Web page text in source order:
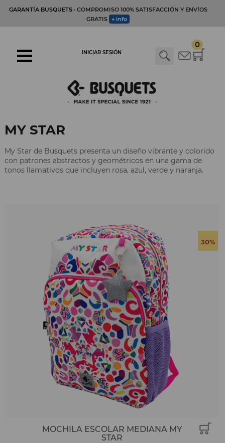
GARANTÍA BUSQUETS· COMPROMISO 100% SATISFACCIÓN Y ENVÍOS
GRATIS + info
0
INICIAR SESIÓN
MY STAR
My Star de Busquets presenta un diseño vibrante y colorido
con patrones abstractos y geométricos en una gama de
tonos llamativos que incluyen rosa, azul, verde y naranja.
30%
MOCHILA ESCOLAR MEDIANA MY
STAR